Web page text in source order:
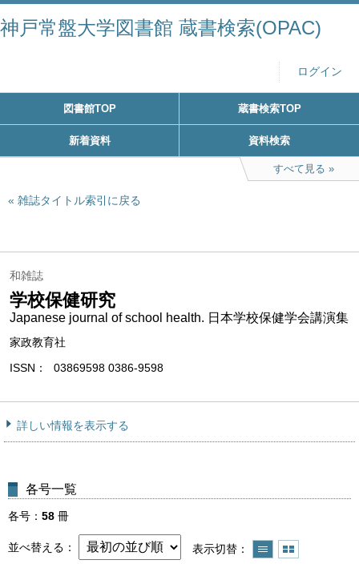
神戸常盤大学図書館 蔵書検索(OPAC)
ログイン
図書館TOP 蔵書検索TOP
新着資料 資料検索
すべて見る
雑誌タイトル索引に戻る
和雑誌
学校保健研究
Japanese journal of school health. 日本学校保健学会講演集
家政教育社
ISSN
03869598 0386-9598
詳しい情報を表示する
各号一覧
各号 58 冊
並べ替える 表示切替